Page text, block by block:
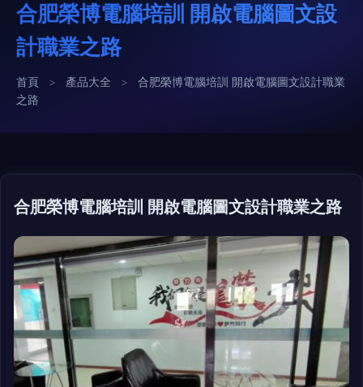
合肥榮博電腦培訓 開啟電腦圖文設
計職業之路
首頁 > 產品大全 >
合肥榮博電腦培訓 開啟電腦圖文設計職業
之路
合肥榮博電腦培訓 開啟電腦圖文設計職業之路